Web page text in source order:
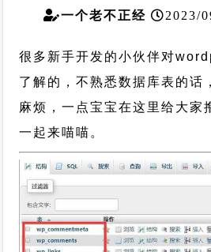
一个老不正经 2023/
很多新手开发的小伙伴对
了解的，不熟悉数据库表的话
麻烦，一点宝宝在这里给大家
一起来喵喵。